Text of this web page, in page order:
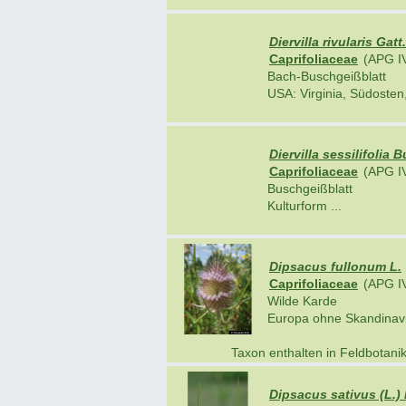
Diervilla rivularis Gatt.
Caprifoliaceae (APG
Bach-Buschgeißblatt
USA: Virginia,
Diervilla sessilifolia
Caprifoliaceae (APG
Buschgeißblatt
Kulturform ...
Dipsacus fullonum L.
Caprifoliaceae (APG
Wilde Karde
Europa ohne
Taxon enthalten in
Dipsacus sativus (L.)